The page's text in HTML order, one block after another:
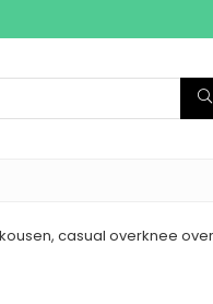
casual overknee